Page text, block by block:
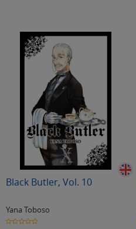
Black Butler, Vol. 10
Yana Toboso
0.0
z